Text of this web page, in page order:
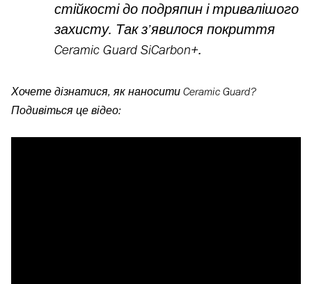
стійкості до подряпин і тривалішого
захисту. Так з’явилося покриття
Ceramic Guard SiCarbon+.
Хочете дізнатися, як наносити Ceramic Guard?
Подивіться це відео: